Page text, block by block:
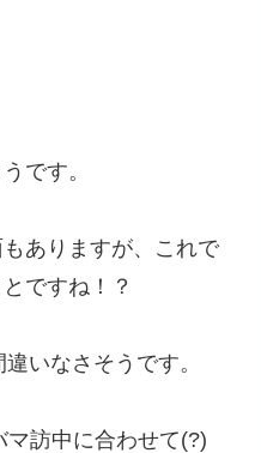
です。
ありますが、これで
ですね！？
いなさそうです。
訪中に合わせて(?)